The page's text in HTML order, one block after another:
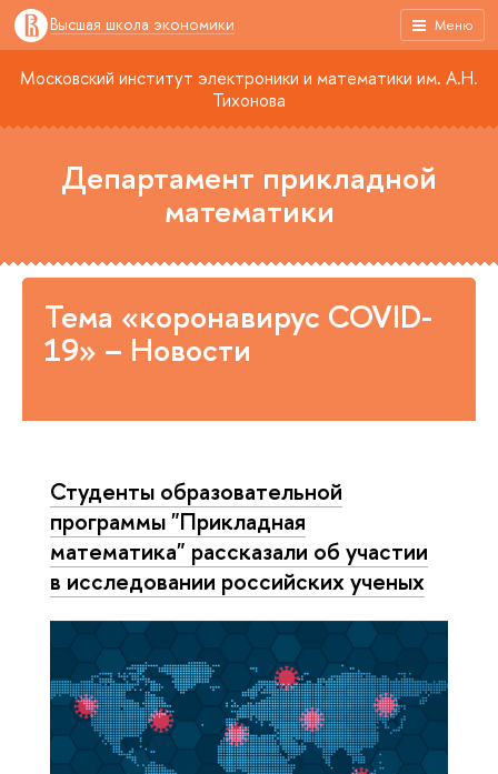
Меню
Высшая школа экономики
Московский институт электроники и математики им. А.Н.
Тихонова
Департамент прикладной
математики
Тема «коронавирус COVID-
19» – Новости
Студенты образовательной
программы "Прикладная
математика" рассказали об участии
в исследовании российских ученых